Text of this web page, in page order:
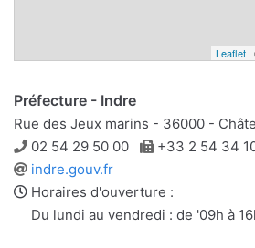
Leaflet |
Préfecture - Indre
Rue des Jeux marins - 36000 -
Téléphone
02 54 29 50 00 Télécopie
+33 2 54 34
Site
web
indre.gouv.fr
Horaires d'ouverture :
Du lundi au vendredi : de '09h à